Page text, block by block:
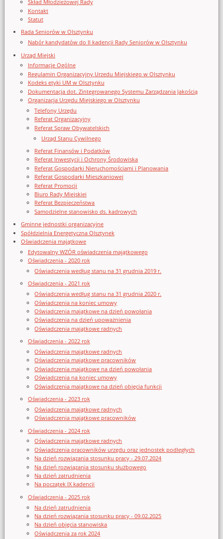
Skład Młodzieżowej Rady
Kontakt
Statut
Rada Seniorów w Olsztynku
Nabór kandydatów do II kadencji Rady Seniorów w Olsztynku
Urząd Miejski
Informacje Ogólne
Regulamin Organizacyjny Urzedu Miejskiego w Olsztynku
Kodeks etyki UM w Olsztynku
Dokumentacja dot. Zintegrowanego Systemu Zarządzania Jakością
Organizacja Urzędu Miejskiego w Olsztynku
Telefony Urzędu
Referat Organizacyjny
Referat Spraw Obywatelskich
Urząd Stanu Cywilnego
Referat Finansów i Podatków
Referat Inwestycji i Ochrony Środowiska
Referat Gospodarki Nieruchomościami i Planowania
Referat Gospodarki Mieszkaniowej
Referat Promocji
Biuro Rady Miejskiej
Referat Bezpieczeństwa
Samodzielne stanowisko ds. kadrowych
Gminne jednostki organizacyjne
Spółdzielnia Energetyczna Olsztynek
Oświadczenia majątkowe
Edytowalny WZÓR oświadczenia majątkowego
Oświadczenia - 2020 rok
Oświadczenia według stanu na 31 grudnia 2019 r.
Oświadczenia - 2021 rok
Oświadczenia według stanu na 31 grudnia 2020 r.
Oświadczenia na koniec umowy
Oświadczenia majątkowe na dzień powołania
Oświadczenia na dzień upoważnienia
Oświadczenia majątkowe radnych
Oświadczenia - 2022 rok
Oświadczenia majątkowe radnych
Oświadczenia majątkowe pracowników
Oświadczenia majątkowe na dzień powołania
Oświadczenia na koniec umowy
Oświadczenia majątkowe na dzień objęcia funkcji
Oświadczenia - 2023 rok
Oświadczenia majątkowe radnych
Oświadczenia majątkowe pracowników
Oświadczenia - 2024 rok
Oświadczenia majątkowe radnych
Oświadczenia pracowników urzędu oraz jednostek podległych
Na dzień rozwiązania stosunku pracy - 29.07.2024
Na dzień rozwiązania stosunku służbowego
Na dzień zatrudnienia
Na początek IX kadencji
Oświadczenia - 2025 rok
Na dzień zatrudnienia
Na dzień rozwiązania stosunku pracy - 09.02.2025
Na dzień objęcia stanowiska
Oświadczenia za rok 2024